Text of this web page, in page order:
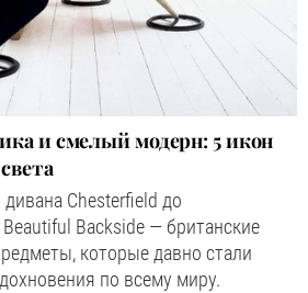
и смелый модерн: 5 икон
Chesterfield до
Backside — британские
которые давно стали
по всему миру.